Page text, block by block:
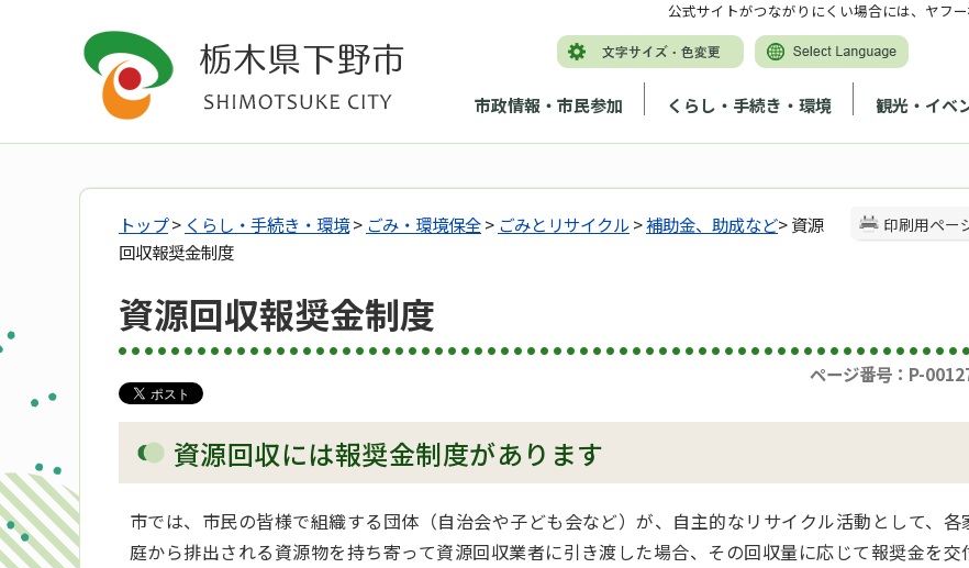
市政情報・市民参加 くらし・手続き・環境 観光・イベ
公式サイトがつながりにくい場合には、ヤフ
印刷用ペー
トップ> くらし・手続き・環境> ごみ・環境保全> ごみとリサイクル>補助金、助成など> 資源
回収報奨金制度
資源回収報奨金制度
ページ番号：P-
資源回収には報奨金制度があります
市では、市民の皆様で組織する団体（自治会や子ども会など）が、自主的なリサイクル活動として、各
庭から排出される資源物を持ち寄って資源回収業者に引き渡した場合、その回収量に応じて報奨金を交